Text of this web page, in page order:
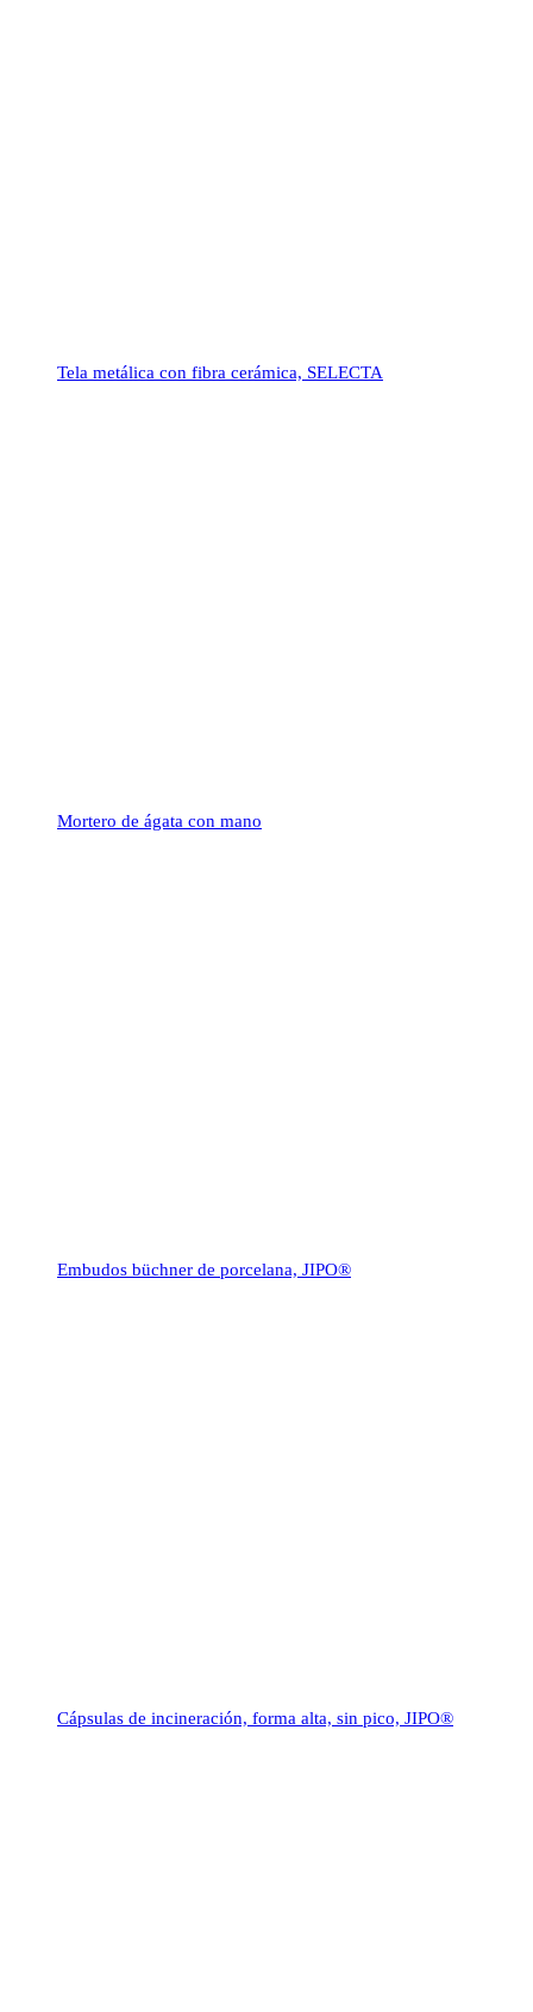
Tela metálica con fibra cerámica, SELECTA
Mortero de ágata con mano
Embudos büchner de porcelana, JIPO®
Cápsulas de incineración, forma alta, sin pico, JIPO®